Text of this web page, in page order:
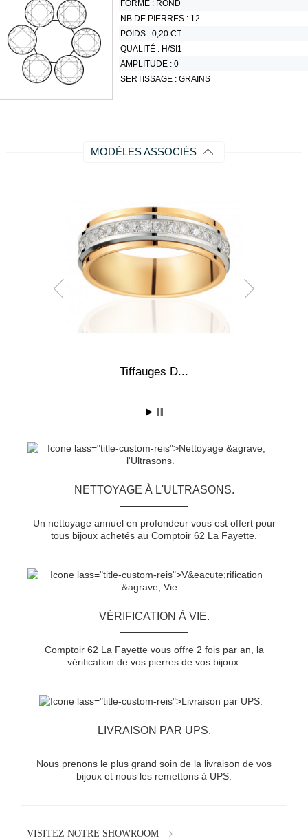
FORME : ROND
NB DE PIERRES : 12
POIDS :0,20 CT
QUALITÉ : H/SI1
AMPLITUDE :0
SERTISSAGE :GRAINS
MODÈLES ASSOCIÉS
Tiffauges D...
NETTOYAGE À L'ULTRASONS.
Un nettoyage annuel en profondeur vous est offert pour
tous bijoux achetés au Comptoir 62 La Fayette.
VÉRIFICATION À VIE.
Comptoir 62 La Fayette vous offre 2 fois par an, la
vérification de vos pierres de vos bijoux.
LIVRAISON PAR UPS.
Nous prenons le plus grand soin de la livraison de vos
bijoux et nous les remettons à UPS.
VISITEZ NOTRE SHOWROOM